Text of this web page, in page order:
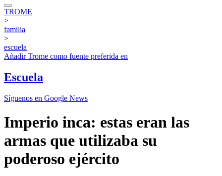
TROME
>
familia
>
escuela
AñadirTrome como fuente preferida en
Escuela
Síguenos en Google News
Imperio inca: estas eran las
armas que utilizaba su
poderoso ejército